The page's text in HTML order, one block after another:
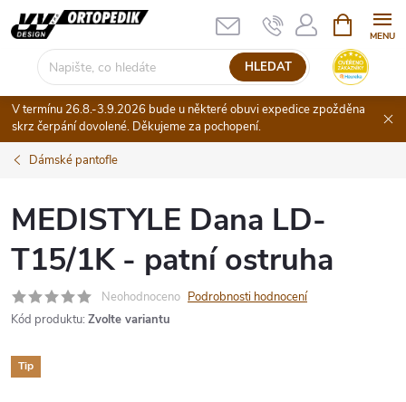
Přejít
na
HLEDAT
NÁKUPNÍ
KOŠÍK
V termínu 26.8.-3.9.2026 bude u některé obuvi expedice zpožděna
skrz čerpání dovolené. Děkujeme za pochopení.
Dámské pantofle
MEDISTYLE Dana LD-
T15/1K - patní ostruha
Neohodnoceno Podrobnosti hodnocení
Kód produktu: Zvolte variantu
Tip